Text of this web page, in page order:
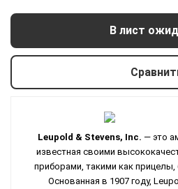
В лист
Leupold & Stevens, Inc. — это
известная своими
приборами, такими как
Основанная в 1907 году,